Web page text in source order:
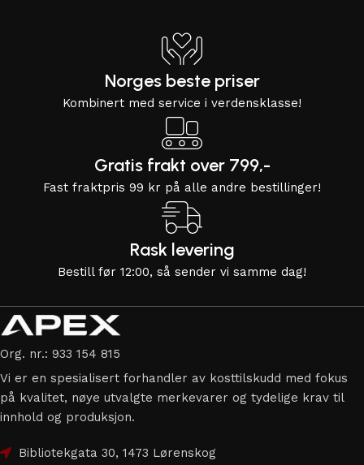
Norges beste priser
Kombinert med service i verdensklasse!
Gratis frakt over 799,-
Fast fraktpris 99 kr på alle andre bestillinger!
Rask levering
Bestill før 12:00, så sender vi samme dag!
Org. nr.: 933 154 815
Vi er en spesialisert forhandler av kosttilskudd med fokus
på kvalitet, nøye utvalgte merkevarer og tydelige krav til
innhold og produksjon.
Bibliotekgata 30, 1473 Lørenskog